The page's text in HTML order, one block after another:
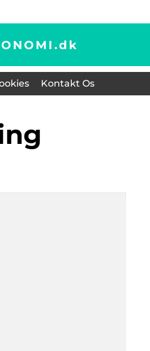
dk
Kontakt Os